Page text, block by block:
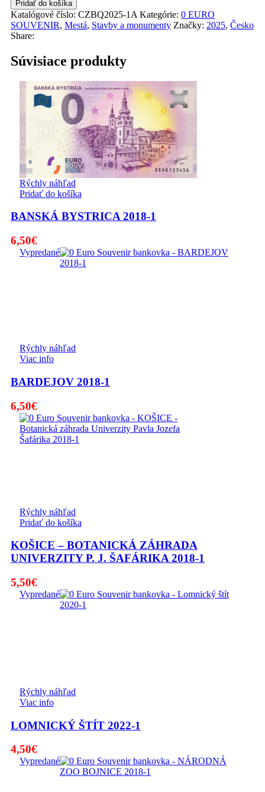
HRADEC
KRÁLOVÉ
2025-
–
ANNIVERSARY
Pridať do košíka
Katalógové číslo: CZBQ2025-1A Kategórie: 0 EURO
SOUVENIR, Mestá, Stavby a monumenty Značky: 2025, Česko
Share:
Súvisiace produkty
Rýchly náhľad
Pridať do košíka
BANSKÁ BYSTRICA 2018-1
6,50€
Vypredané
Rýchly náhľad
Viac info
BARDEJOV 2018-1
6,50€
Rýchly náhľad
Pridať do košíka
KOŠICE – BOTANICKÁ ZÁHRADA
UNIVERZITY P. J. ŠAFÁRIKA 2018-1
5,50€
Vypredané
Rýchly náhľad
Viac info
LOMNICKÝ ŠTÍT 2022-1
4,50€
Vypredané